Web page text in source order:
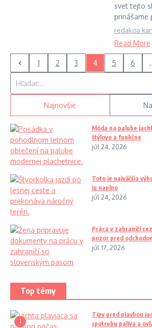
svet tejto
prinášame
redakcia
Read More
1 2 3 4 5 6
Najnovšie
Móda na palube
štýlovo a funkčne
júl 24, 2026
Toto je najväčšia
ju naplno
júl 24, 2026
Práca v zahraničí
pozor pred
júl 17, 2026
Top témy
1
Tipy pred plavbou
spotrebu paliva a